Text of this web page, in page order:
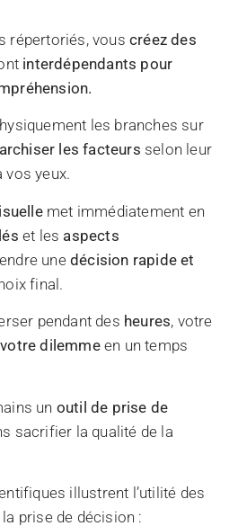
répertoriés, vous créez des
interdépendants pour
les branches sur
les facteurs selon leur
vos yeux.
met immédiatement en
et les aspects
unedécision rapide et
final.
pendant des heures, votre
dilemmeen un temps
un outil de prise de
sacrifier la qualité de la
illustrent l’utilité des
prise de décision :